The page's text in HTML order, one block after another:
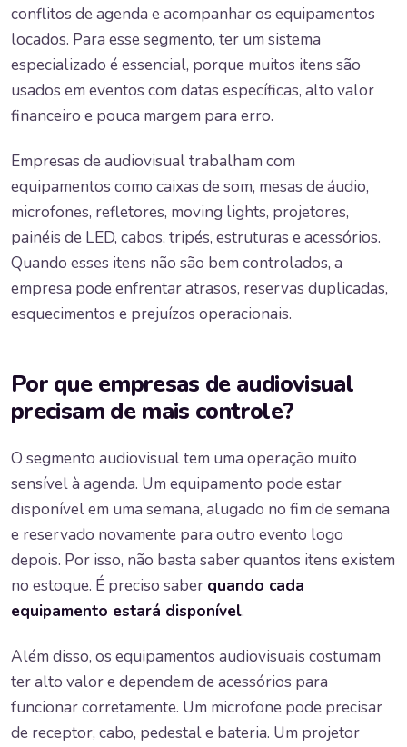
conflitos de agenda e acompanhar os equipamentos
locados. Para esse segmento, ter um sistema
especializado é essencial, porque muitos itens são
usados em eventos com datas específicas, alto valor
financeiro e pouca margem para erro.
Empresas de audiovisual trabalham com
equipamentos como caixas de som, mesas de áudio,
microfones, refletores, moving lights, projetores,
painéis de LED, cabos, tripés, estruturas e acessórios.
Quando esses itens não são bem controlados, a
empresa pode enfrentar atrasos, reservas duplicadas,
esquecimentos e prejuízos operacionais.
Por que empresas de audiovisual
precisam de mais controle?
O segmento audiovisual tem uma operação muito
sensível à agenda. Um equipamento pode estar
disponível em uma semana, alugado no fim de semana
e reservado novamente para outro evento logo
depois. Por isso, não basta saber quantos itens existem
no estoque. É preciso saber quando cada
equipamento estará disponível.
Além disso, os equipamentos audiovisuais costumam
ter alto valor e dependem de acessórios para
funcionar corretamente. Um microfone pode precisar
de receptor, cabo, pedestal e bateria. Um projetor